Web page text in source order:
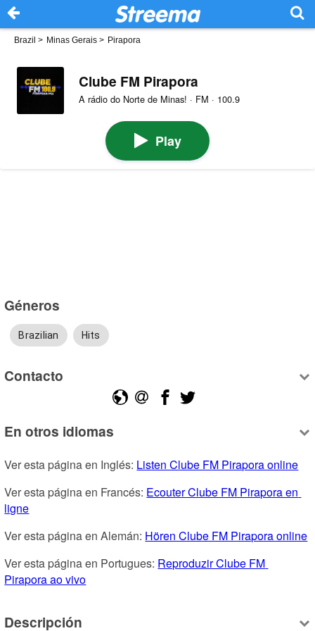
Brazil > Minas Gerais > Pirapora
Clube FM Pirapora
A rádio do Norte de Minas! · FM · 100.9
Play
Géneros
Brazilian Hits
Contacto
En otros idiomas
Ver esta página en Inglés: Listen Clube FM Pirapora online
Ver esta página en Francés: Ecouter Clube FM Pirapora en
ligne
Ver esta página en Alemán: Hören Clube FM Pirapora online
Ver esta página en Portugues: Reproduzir Clube FM
Pirapora ao vivo
Descripción